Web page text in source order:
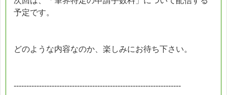
予定です。
どのような内容なのか、楽しみにお待ち下さい。
------------------------------------------------------------------